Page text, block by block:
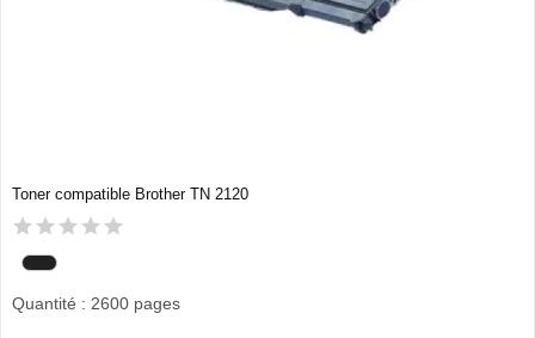
Toner compatible Brother TN 2120
Quantité : 2600 pages